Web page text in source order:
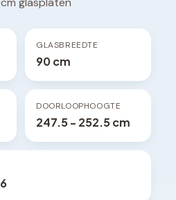
GLASBREEDTE
90 cm
DOORLOOPHOOGTE
247.5 - 252.5 cm